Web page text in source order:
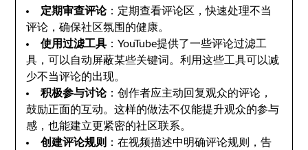
定期审查评论：定期查看评论区，快速处理不当
评论，确保社区氛围的健康。
使用过滤工具 ：YouTube提供了一些评论过滤工
具，可以自动屏蔽某些关键词。利用这些工具可以减
少不当评论的出现。
积极参与讨论：创作者应主动回复观众的评论，
鼓励正面的互动。这样的做法不仅能提升观众的参与
感，也能建立更紧密的社区联系。
创建评论规则
：在视频描述中明确评论规则，告